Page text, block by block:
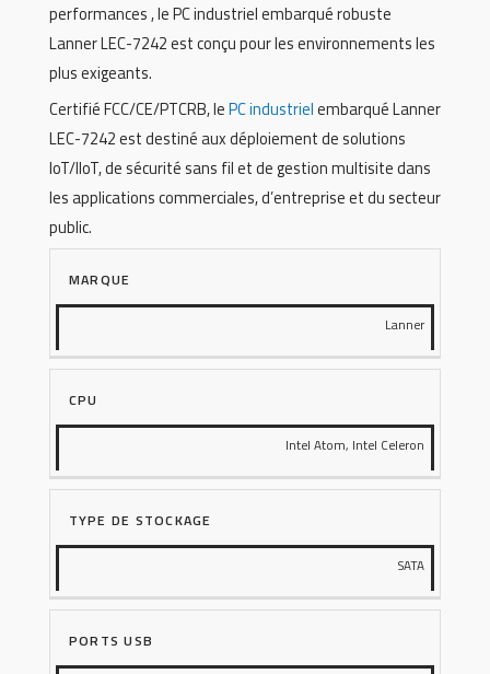
performances , le PC industriel embarqué robuste
Lanner LEC-7242 est conçu pour les environnements les
plus exigeants.
Certifié FCC/CE/PTCRB, lePC industrielembarqué Lanner
LEC-7242 est destiné aux déploiement de solutions
IoT/IIoT, de sécurité sans fil et de gestion multisite dans
les applications commerciales, d’entreprise et du secteur
public.
MARQUE
Lanner
CPU
Intel Atom, Intel Celeron
TYPE DE STOCKAGE
SATA
PORTS USB